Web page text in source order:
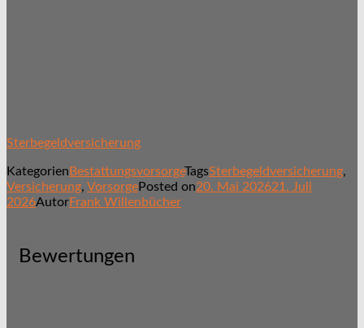
Sterbegeldversicherung
KategorienBestattungsvorsorgeTagsSterbegeldversicherung,
Versicherung, VorsorgePosted on20. Mai 202621. Juli
2026AutorFrank Willenbücher
Bewertungen